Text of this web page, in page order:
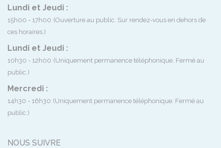
Lundi et Jeudi :
15h00 - 17h00 (Ouverture au public. Sur rendez-vous en dehors de
ces horaires.)
Lundi et Jeudi :
10h30 - 12h00 (Uniquement permanence téléphonique. Fermé au
public.)
Mercredi :
14h30 - 16h30 (Uniquement permanence téléphonique. Fermé au
public.)
NOUS SUIVRE